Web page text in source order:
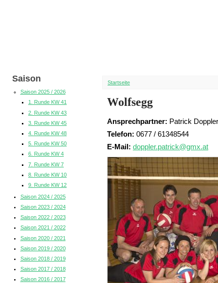
Saison
Saison 2025 / 2026
1. Runde KW 41
2. Runde KW 43
3. Runde KW 45
4. Runde KW 48
5. Runde KW 50
6. Runde KW 4
7. Runde KW 7
8. Runde KW 10
9. Runde KW 12
Saison 2024 / 2025
Saison 2023 / 2024
Saison 2022 / 2023
Saison 2021 / 2022
Saison 2020 / 2021
Saison 2019 / 2020
Saison 2018 / 2019
Saison 2017 / 2018
Saison 2016 / 2017
Startseite
Wolfsegg
Ansprechpartner: Patrick Doppler
Telefon: 0677 / 61348544
E-Mail: doppler.patrick@gmx.at